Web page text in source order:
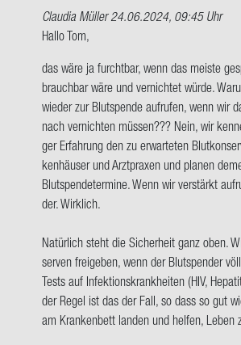
Claudia Müller24.06.2024, 09:45 Uhr
Ant­
auf
Hallo
zu­
sam­
men,
ich
bin
bei…
Tom
Hallo Tom,
das wäre ja furcht­bar, wenn das meis­te
brauch­bar wäre und ver­nich­tet würde.
wie­der zur Blut­spen­de auf­ru­fen, wenn wir
nach ver­nich­ten müs­sen??? Nein, wir
ger Er­fah­rung den zu er­war­te­ten
ken­häu­ser und Arzt­pra­xen und pla­nen
Blut­spen­de­ter­mi­ne. Wenn wir ver­stärkt
der. Wirk­lich.
Na­tür­lich steht die Si­cher­heit ganz oben.
ser­ven frei­ge­ben, wenn der Blut­spen­der
Tests auf In­fek­ti­ons­krank­hei­ten (HIV,
der Regel ist das der Fall, so dass so gut
am Kran­ken­bett lan­den und hel­fen, Leben